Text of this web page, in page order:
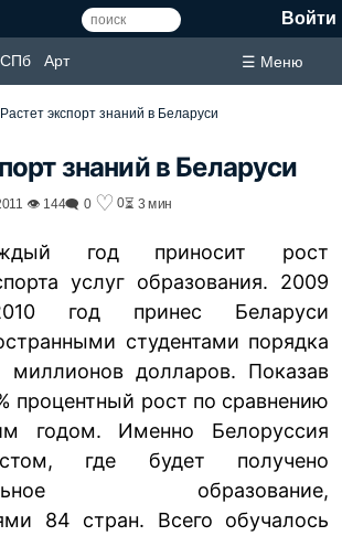
Войти
СПб Арт ☰ Меню
Растет экспорт знаний в Беларуси
знаний в Беларуси
👁 144🗨 0 ♡ 0⏳ 3 мин
год приносит рост
услуг образования. 2009
год принес Беларуси
студентами порядка
миллионов долларов. Показав
процентный рост по сравнению
годом. Именно Белоруссия
где будет получено
образование,
84 стран. Всего обучалось